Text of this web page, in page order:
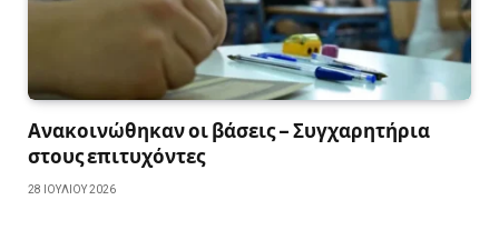
Ανακοινώθηκαν οι βάσεις – Συγχαρητήρια
στους επιτυχόντες
28 ΙΟΥΛΊΟΥ 2026